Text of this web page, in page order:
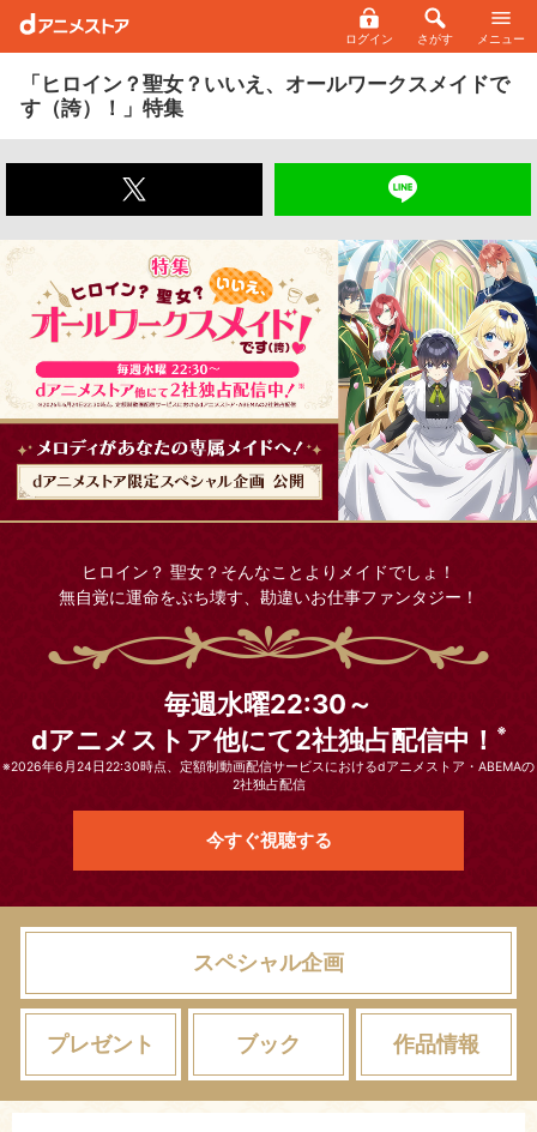
ログイン さがす メニュー
「ヒロイン？聖女？いいえ、オールワークスメイドで
す（誇）！」特集
ヒロイン？ 聖女？そんなことよりメイドでしょ！
無自覚に運命をぶち壊す、勘違いお仕事ファンタジー！
毎週水曜22:30～
dアニメストア他にて2社独占配信中！
※
※2026年6月24日22:30時点、定額制動画配信サービスにおけるdアニメストア ・ ABEMAの
2社独占配信
今すぐ視聴する
スペシャル企画
プレゼント ブック 作品情報